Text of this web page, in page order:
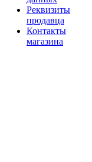
Реквизиты
продавца
Контакты
магазина